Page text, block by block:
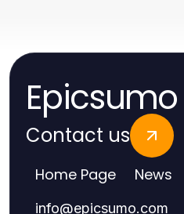
Epicsumo
Contact us
Home Page News
info@epicsumo.com